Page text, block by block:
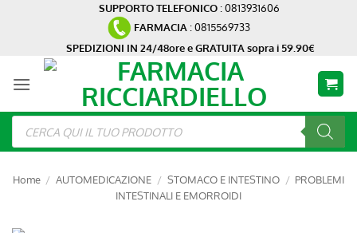
SUPPORTO TELEFONICO : 0813931606
FARMACIA : 0815569733
SPEDIZIONI IN 24/48ore e GRATUITA sopra i 59.90€
Ricerca
prodotti
Home / AUTOMEDICAZIONE / STOMACO E INTESTINO / PROBLEMI
INTESTINALI E EMORROIDI